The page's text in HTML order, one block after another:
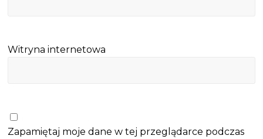
Witryna internetowa
Zapamiętaj moje dane w tej przeglądarce podczas